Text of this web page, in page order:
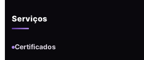
Serviços
Certificados